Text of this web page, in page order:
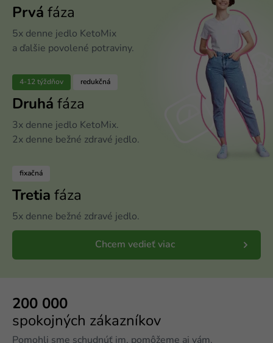
Prvá fáza
5x denne jedlo KetoMix
a ďalšie povolené potraviny.
4-12 týždňov redukčná
Druhá fáza
3x denne jedlo KetoMix.
2x denne bežné zdravé jedlo.
fixačná
Tretia fáza
5x denne bežné zdravé jedlo.
Chcem vedieť viac
200 000
spokojných zákazníkov
Pomohli sme schudnúť im, pomôžeme aj vám.